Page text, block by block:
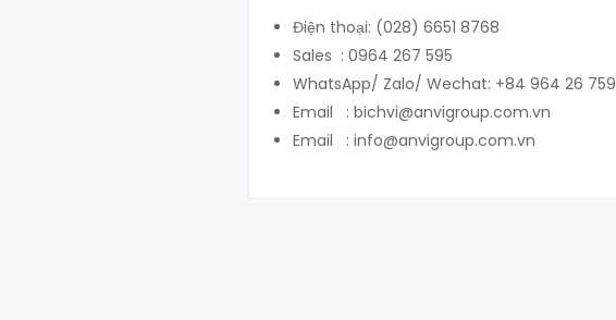
Điện thoại: (028) 6651 8768
Sales : 0964 267 595
WhatsApp/ Zalo/ Wechat: +84 964 26
Email : bichvi@anvigroup.com.vn
Email : info@anvigroup.com.vn